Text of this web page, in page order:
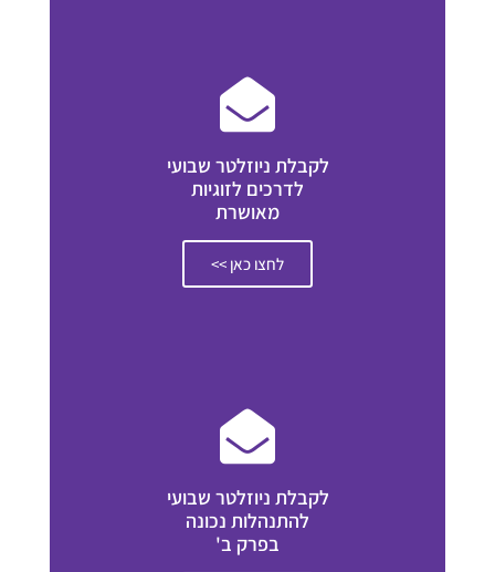
לקבלת ניוזלטר שבועי
לדרכים לזוגיות
מאושרת
לחצו כאן >>
לקבלת ניוזלטר שבועי
להתנהלות נכונה
בפרק ב'